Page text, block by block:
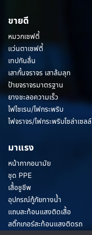
ขายดี
หมวกเซฟตี้
แว่นตาเซฟตี้
เทปกันลื่น
เสากั้นจราจร เสาล้มลุก
ป้ายจราจรมาตรฐาน
ยางชะลอความเร็ว
ไฟไซเรน/ไฟกระพริบ
ไฟจราจร/ไฟกระพริบโซล่าเซลล์
มาแรง
หน้ากากอนามัย
ชุด PPE
เสื้อชูชีพ
อุปกรณ์กู้ภัยทางน้ำ
แถบสะท้อนแสงติดเสื้อ
สติ๊กเกอร์สะท้อนแสงติดรถ